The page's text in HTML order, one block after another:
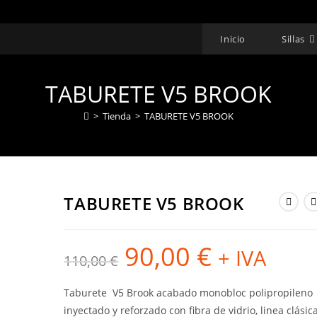
Inicio Sillas
TABURETE V5 BROOK
> Tienda > TABURETE V5 BROOK
TABURETE V5 BROOK
110,00€
El
precio
original
110,00 €.
90,00 €El
precio
actual
90,00 €.
+ IVA
Taburete V5 Brook acabado monobloc polipropileno
inyectado y reforzado con fibra de vidrio, linea clásica